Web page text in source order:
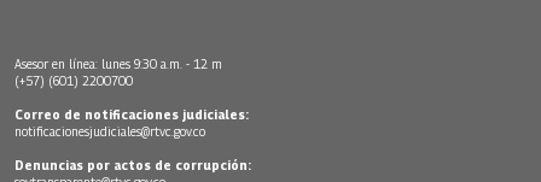
Asesor en línea: lunes 9:30 a.m. - 12 m
(+57) (601) 2200700
Correo de notificaciones judiciales:
notificacionesjudiciales@rtvc.gov.co
Denuncias por actos de corrupción: